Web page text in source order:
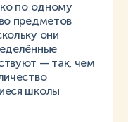
по одному
предметов
они
— так, чем
школы